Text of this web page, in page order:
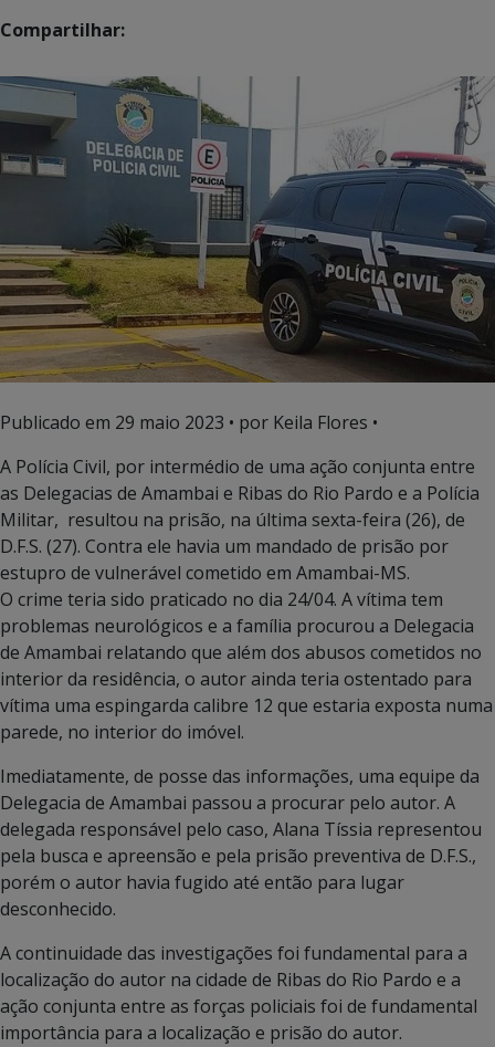
Compartilhar:
Publicado em 29 maio 2023 • por Keila Flores •
A Polícia Civil, por intermédio de uma ação conjunta entre
as Delegacias de Amambai e Ribas do Rio Pardo e a Polícia
Militar, resultou na prisão, na última sexta-feira (26), de
D.F.S. (27). Contra ele havia um mandado de prisão por
estupro de vulnerável cometido em Amambai-MS.
O crime teria sido praticado no dia 24/04. A vítima tem
problemas neurológicos e a família procurou a Delegacia
de Amambai relatando que além dos abusos cometidos no
interior da residência, o autor ainda teria ostentado para
vítima uma espingarda calibre 12 que estaria exposta numa
parede, no interior do imóvel.
Imediatamente, de posse das informações, uma equipe da
Delegacia de Amambai passou a procurar pelo autor. A
delegada responsável pelo caso, Alana Tíssia representou
pela busca e apreensão e pela prisão preventiva de D.F.S.,
porém o autor havia fugido até então para lugar
desconhecido.
A continuidade das investigações foi fundamental para a
localização do autor na cidade de Ribas do Rio Pardo e a
ação conjunta entre as forças policiais foi de fundamental
importância para a localização e prisão do autor.